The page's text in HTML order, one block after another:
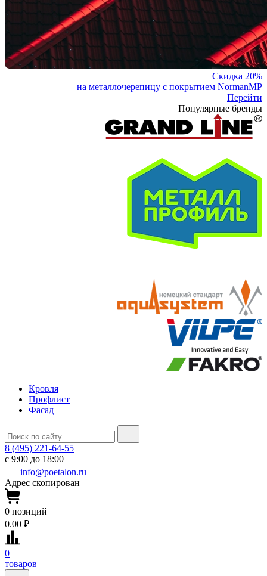
Скидка 20%
на металлочерепицу с покрытием NormanMP
Перейти
Популярные бренды
Кровля
Профлист
Фасад
8 (495) 221-64-55
с 9:00 до 18:00
info@poetalon.ru
Адрес скопирован
0 позиций
0.00 ₽
0
товаров